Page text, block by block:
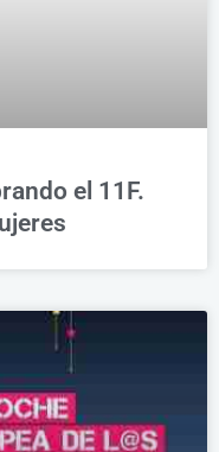
el 11F.